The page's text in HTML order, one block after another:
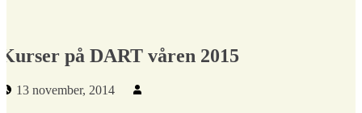
Kurser på DART våren 2015
Publicerad den:
13 november, 2014